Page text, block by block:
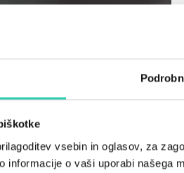
vsebin in oglasov, za
informacije o vaši uporabi našega